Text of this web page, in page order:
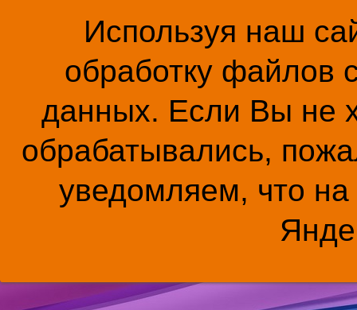
Используя наш
обработку файлов
данных. Если Вы не
обрабатывались,
уведомляем, что на